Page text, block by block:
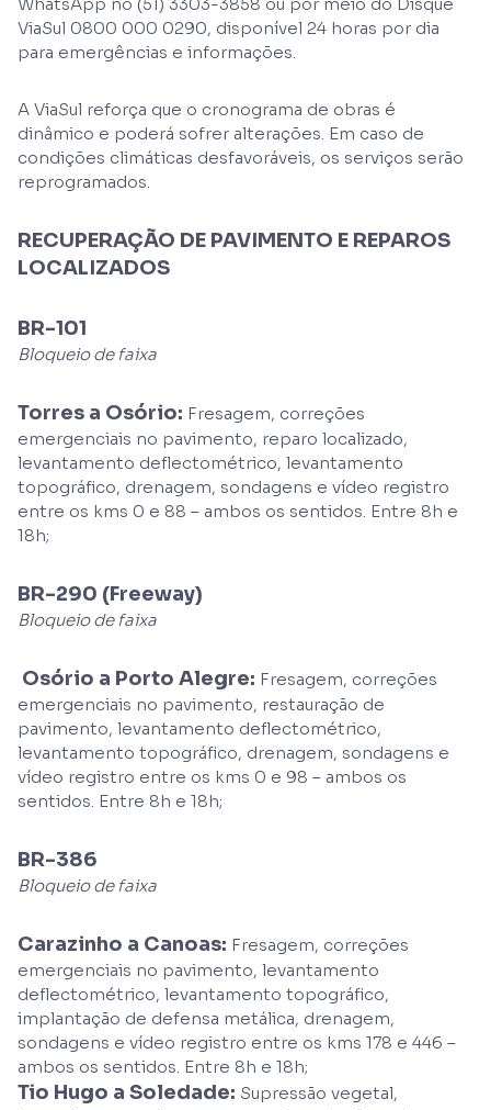
ViaSul 0800 000 0290, disponível 24 horas por dia
para emergências e informações.
A ViaSul reforça que o cronograma de obras é
dinâmico e poderá sofrer alterações. Em caso de
condições climáticas desfavoráveis, os serviços serão
reprogramados.
RECUPERAÇÃO DE PAVIMENTO E REPAROS
LOCALIZADOS
BR-101
Bloqueio de faixa
Torres a Osório: Fresagem, correções
emergenciais no pavimento, reparo localizado,
levantamento deflectométrico, levantamento
topográfico, drenagem, sondagens e vídeo registro
entre os kms 0 e 88 – ambos os sentidos. Entre 8h e
18h;
BR-290 (Freeway)
Bloqueio de faixa
Osório a Porto Alegre: Fresagem, correções
emergenciais no pavimento, restauração de
pavimento, levantamento deflectométrico,
levantamento topográfico, drenagem, sondagens e
vídeo registro entre os kms 0 e 98 – ambos os
sentidos. Entre 8h e 18h;
BR-386
Bloqueio de faixa
Carazinho a Canoas: Fresagem, correções
emergenciais no pavimento, levantamento
deflectométrico, levantamento topográfico,
implantação de defensa metálica, drenagem,
sondagens e vídeo registro entre os kms 178 e 446 –
ambos os sentidos. Entre 8h e 18h;
Tio Hugo a Soledade: Supressão vegetal,